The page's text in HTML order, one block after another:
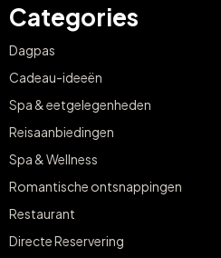
Categories
Dagpas
Cadeau-ideeën
Spa & eetgelegenheden
Reisaanbiedingen
Spa & Wellness
Romantische ontsnappingen
Restaurant
Directe Reservering